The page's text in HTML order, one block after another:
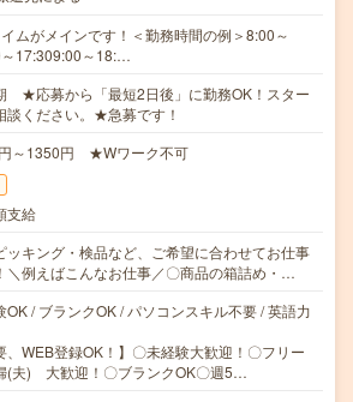
ムがメインです！＜勤務時間の例＞8:00～
17:309:00～18:…
★応募から「最短2日後」に勤務OK！スター
談ください。★急募です！
～1350円 ★Wワーク不可
支給
ッキング・検品など、ご希望に合わせてお仕事
＼例えばこんなお仕事／〇商品の箱詰め・…
OK / ブランクOK / パソコンスキル不要 / 英語力
、WEB登録OK！】〇未経験大歓迎！〇フリー
(夫) 大歓迎！〇ブランクOK〇週5…